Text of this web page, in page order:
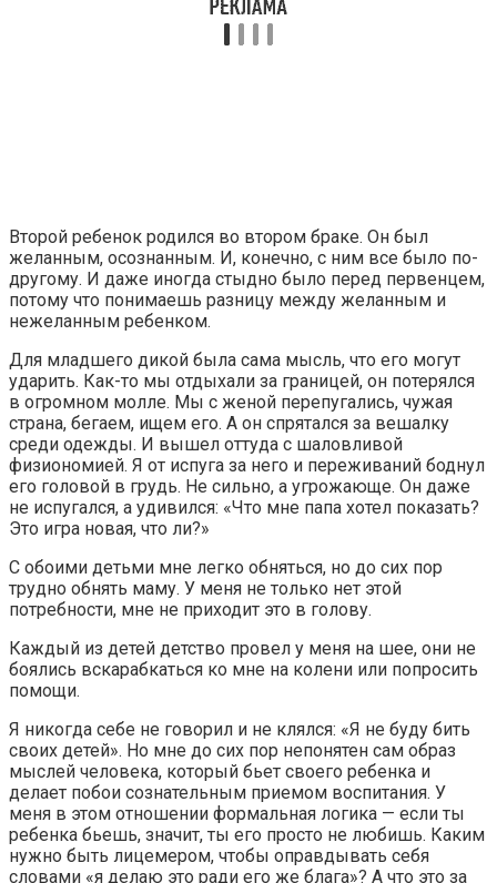
Второй ребенок родился во втором браке. Он был
желанным, осознанным. И, конечно, с ним все было по-
другому. И даже иногда стыдно было перед первенцем,
потому что понимаешь разницу между желанным и
нежеланным ребенком.
Для младшего дикой была сама мысль, что его могут
ударить. Как-то мы отдыхали за границей, он потерялся
в огромном молле. Мы с женой перепугались, чужая
страна, бегаем, ищем его. А он спрятался за вешалку
среди одежды. И вышел оттуда с шаловливой
физиономией. Я от испуга за него и переживаний боднул
его головой в грудь. Не сильно, а угрожающе. Он даже
не испугался, а удивился: «Что мне папа хотел показать?
Это игра новая, что ли?»
С обоими детьми мне легко обняться, но до сих пор
трудно обнять маму. У меня не только нет этой
потребности, мне не приходит это в голову.
Каждый из детей детство провел у меня на шее, они не
боялись вскарабкаться ко мне на колени или попросить
помощи.
Я никогда себе не говорил и не клялся: «Я не буду бить
своих детей». Но мне до сих пор непонятен сам образ
мыслей человека, который бьет своего ребенка и
делает побои сознательным приемом воспитания. У
меня в этом отношении формальная логика — если ты
ребенка бьешь, значит, ты его просто не любишь. Каким
нужно быть лицемером, чтобы оправдывать себя
словами «я делаю это ради его же блага»? А что это за